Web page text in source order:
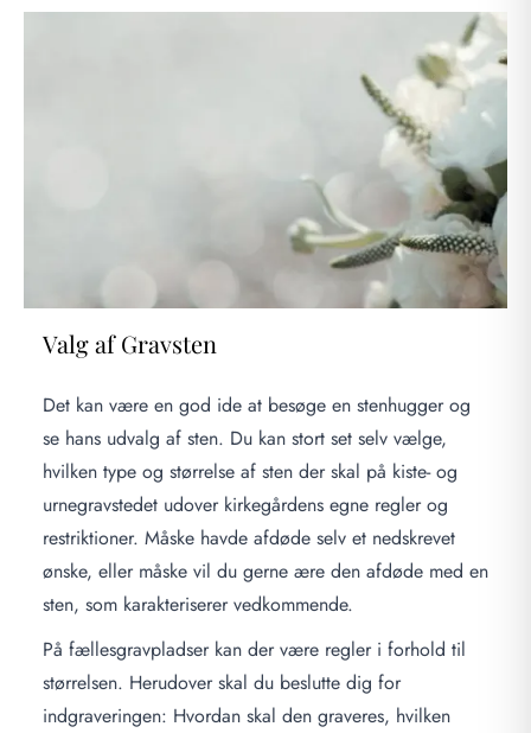
Valg af Gravsten
Det kan være en god ide at besøge en stenhugger og
se hans udvalg af sten. Du kan stort set selv vælge,
hvilken type og størrelse af sten der skal på kiste- og
urnegravstedet udover kirkegårdens egne regler og
restriktioner. Måske havde afdøde selv et nedskrevet
ønske, eller måske vil du gerne ære den afdøde med en
sten, som karakteriserer vedkommende.
På fællesgravpladser kan der være regler i forhold til
størrelsen. Herudover skal du beslutte dig for
indgraveringen: Hvordan skal den graveres, hvilken